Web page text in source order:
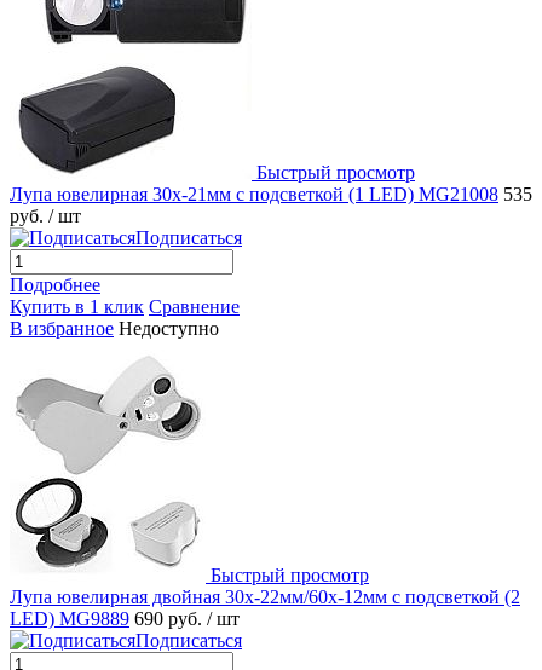
Быстрый просмотр
Лупа ювелирная 30х-21мм с подсветкой (1 LED) MG21008 535
руб. / шт
Подписаться
Подробнее
Купить в 1 клик Сравнение
В избранное Недоступно
Быстрый просмотр
Лупа ювелирная двойная 30х-22мм/60x-12мм с подсветкой (2
LED) MG9889 690 руб. / шт
Подписаться